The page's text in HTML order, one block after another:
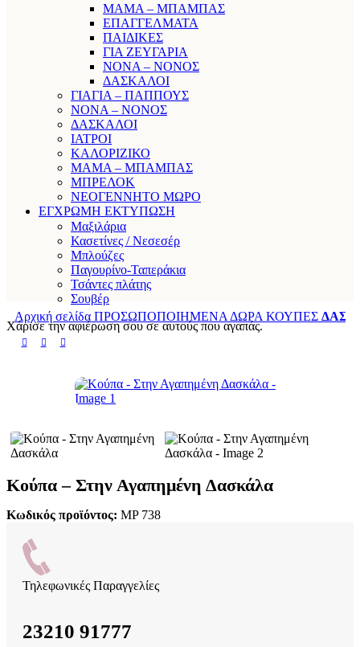
ΜΑΜΑ – ΜΠΑΜΠΑΣ
ΕΠΑΓΓΕΛΜΑΤΑ
ΠΑΙΔΙΚΕΣ
ΓΙΑ ΖΕΥΓΑΡΙΑ
ΝΟΝΑ – ΝΟΝΟΣ
ΔΑΣΚΑΛΟΙ
ΓΙΑΓΙΑ – ΠΑΠΠΟΥΣ
ΝΟΝΑ – ΝΟΝΟΣ
ΔΑΣΚΑΛΟΙ
ΙΑΤΡΟΙ
ΚΑΛΟΡΙΖΙΚΟ
ΜΑΜΑ – ΜΠΑΜΠΑΣ
ΜΠΡΕΛΟΚ
ΝΕΟΓΕΝΝΗΤΟ ΜΩΡΟ
ΕΓΧΡΩΜΗ ΕΚΤΥΠΩΣΗ
Μαξιλάρια
Κασετίνες / Νεσεσέρ
Μπλούζες
Παγουρίνο-Ταπεράκια
Τσάντες πλάτης
Σουβέρ
Χάρισε την αφιέρωση σου σε αυτούς που αγαπάς.
Αρχική σελίδα ΠΡΟΣΩΠΟΠΟΙΗΜΕΝΑ ΔΩΡΑ ΚΟΥΠΕΣ
Κούπα – Στην Αγαπημένη Δασκάλα
Κωδικός προϊόντος: MP 738
Τηλεφωνικές Παραγγελίες
23210 91777